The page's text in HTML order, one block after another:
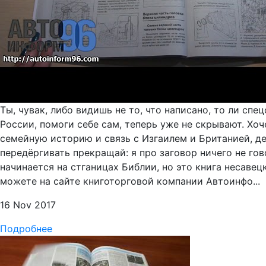
Ты, чувак, либо видишь не то, что написано, то ли
России, помоги себе сам, теперь уже не скрывают.
семейную историю и связь с Изгаилем и Британией,
передёргивать прекращай: я про заговор ничего не
начинается на стганицах Библии, но это книга
можете на сайте книготорговой компании Автоинфо...
16 Nov 2017
Подробнее